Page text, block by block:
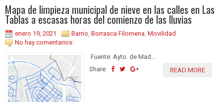
Mapa de limpieza municipal de nieve en las calles en Las
Tablas a escasas horas del comienzo de las lluvias
enero 19, 2021 Barrio Borrasca Filomena Movilidad
No hay comentarios:
Fuente: Ayto. de Mad...
Share:
READ MORE